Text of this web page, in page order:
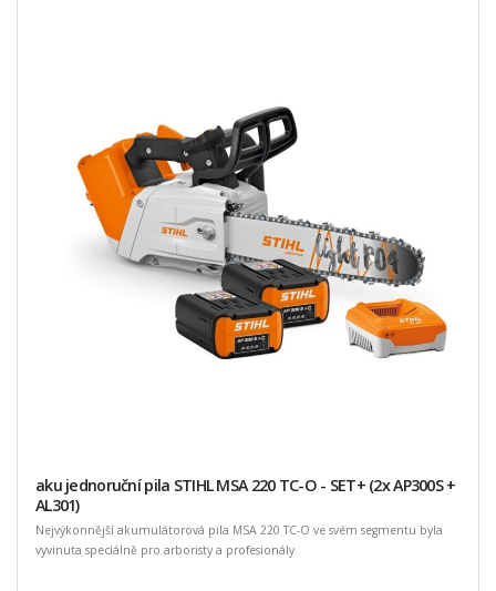
aku jednoruční pila STIHL MSA 220 TC-O - SET+ (2x AP300S +
AL301)
Nejvýkonnější akumulátorová pila MSA 220 TC-O ve svém segmentu byla
vyvinuta speciálně pro arboristy a profesionály